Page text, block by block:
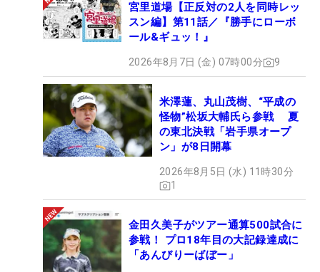
宮里道場【正反対の2人を同時レッ
スン編】第11話／『勝手にローボ
ール&ギュッ！』
2026年8月7日 (金) 07時00分 9
米澤蓮、丸山茂樹、“平成の
怪物”松坂大輔氏ら参戦 夏
の東北決戦「岩手県オープ
ン」が8日開幕
2026年8月5日 (水) 11時30分
1
金田久美子がツアー通算500試合に
参戦！ プロ18年目の大記録達成に
「あんびりーばぼー」